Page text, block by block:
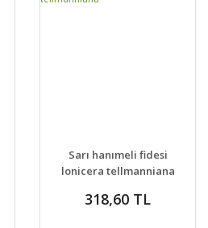
Sarı hanımeli fidesi
lonicera tellmanniana
318,60 TL